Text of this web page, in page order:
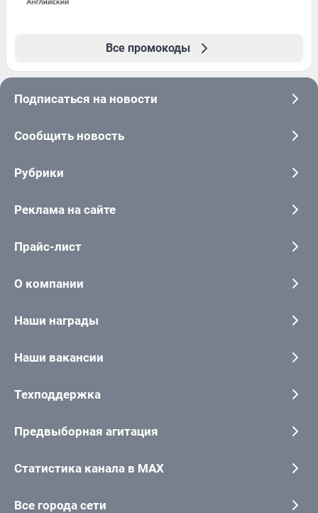
Все промокоды
Подписаться на новости
Сообщить новость
Рубрики
Реклама на сайте
Прайс-лист
О компании
Наши награды
Наши вакансии
Техподдержка
Предвыборная агитация
Статистика канала в MAX
Все города сети